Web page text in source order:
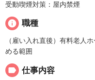
受動喫煙対策：屋内禁煙
info 職種
（雇い入れ直後）有料老人
める範囲
label 仕事内容